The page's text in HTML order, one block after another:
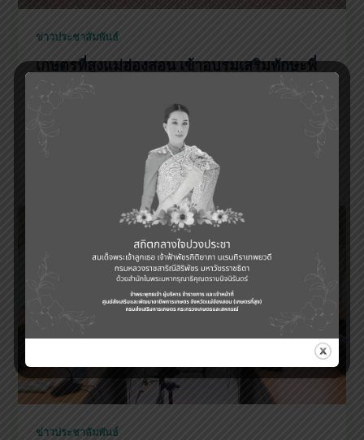
ข่าวประชาสัมพันธ์
เกษตรที่สูงแม่ฮ่องสอน เข้าอบรมเสริมทักษะพี่
เลี้ยงนักส่งเสริม ยกระดับเกษตรมูลค่าสูงด้วย
เทคโนโลยีและนวัตกรรม BCG
haec06
ข่าวประชาสัมพันธ์